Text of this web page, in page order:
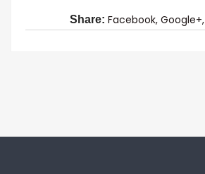
Share: Facebook, Google+,